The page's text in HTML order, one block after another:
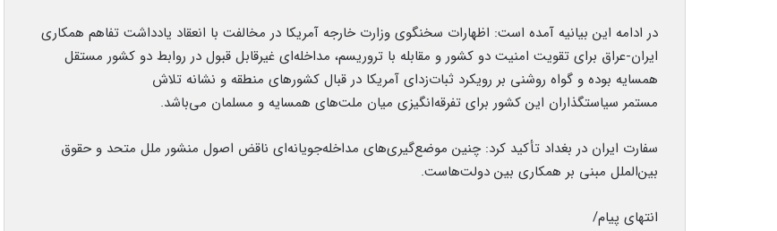
در ادامه این بیانیه آمده است: اظهارات سخنگوی وزارت خارجه آمریکا در مخالفت با انعقاد یادداشت تفاهم همکاری
ایران-عراق برای تقویت امنیت دو کشور و مقابله با تروریسم، مداخله‌ای غیرقابل قبول در روابط دو کشور مستقل
همسایه بوده و گواه روشنی بر رویکرد ثبات‌زدای آمریکا در قبال کشورهای منطقه و نشانه تلاش
مستمر سیاستگذاران این کشور برای تفرقه‌انگیزی میان ملت‌های همسایه و مسلمان می‌باشد.
سفارت ایران در بغداد تأکید کرد: چنین موضع‌گیری‌های مداخله‌جویانه‌ای ناقض اصول منشور ملل متحد و حقوق
بین‌الملل مبنی بر همکاری بین دولت‌هاست.
انتهای پیام/